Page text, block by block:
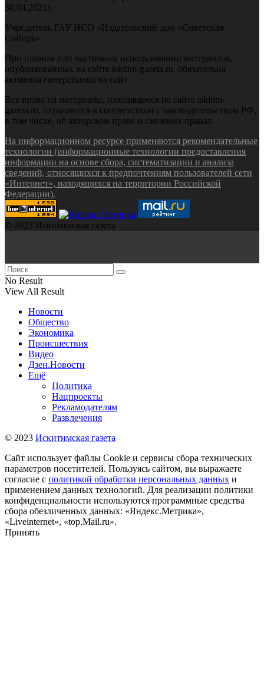
30.04.2021г.
Учредитель ГАУ НСО «Издательский дом «Советская
Сибирь»
При полном или частичном использовании материалов,
опубликованных на сайте iskitim-gazeta.ru, обязательна
активная гиперссылка на сайт
Все права на материалы, находящиеся на сайте iskitim-
gazeta.ru, охраняются в соответствии с законодательством РФ,
в том числе, об авторском праве и смежных правах.
На информационном ресурсе применяются рекомендательные
технологии (информационные технологии предоставления
информации на основе сбора, систематизации и анализа
сведений, относящихся к предпочтениям пользователей сети
«Интернет», находящихся на территории Российской
Федерации).
© 2023 Искитимская газета
No Result
View All Result
Новости
Общество
Экономика
Происшествия
Видео
Дзен.Новости
Ещё
Политика
Нацпроекты
Рекламодателям
Развлечения
© 2023 Искитимская газета
Сайт использует файлы Cookie и сервисы сбора технических
параметров посетителей. Пользуясь сайтом, вы выражаете
согласие с политикой обработки персональных данных и
применением данных технологий. Для реализации политики
конфиденциальности используются программные средства
сбора обезличенных данных: «Яндекс.Метрика»,
«Liveinternet», «top.Mail.ru».
Принять